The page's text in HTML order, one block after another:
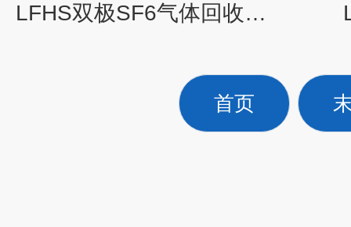
LFHS双极SF6气体回收装置、真空净油机系列
首页